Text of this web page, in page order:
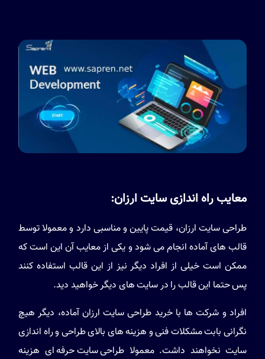
معایب راه اندازی سایت ارزان:
طراحی سایت ارزان، قیمت پایین و مناسبی دارد و معمولا توسط
قالب های آماده انجام می شود و یکی از معایب آن این است که
ممکن است خیلی از افراد دیگر نیز از این قالب استفاده کنند
پس حتما این قالب را در سایت های دیگر خواهید دید.
افراد و شرکت ها با خرید طراحی سایت ارزان آماده، دیگر هیچ
نگرانی بابت مشکلات فنی و هزینه های بالای طراحی و راه اندازی
سایت نخواهند داشت. معمولا طراحی سایت حرفه ای هزینه